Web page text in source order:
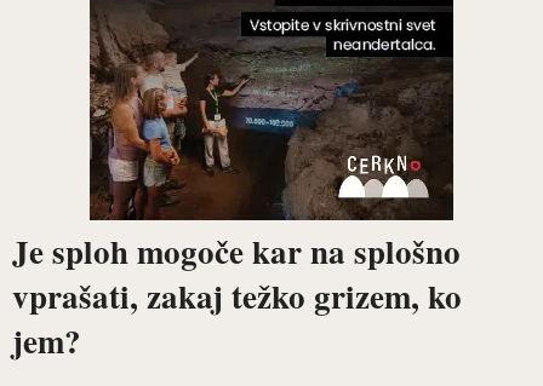
Je sploh mogoče kar na splošno
vprašati, zakaj težko grizem, ko
jem?